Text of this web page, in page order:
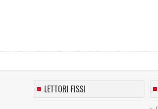
LETTORI FISSI